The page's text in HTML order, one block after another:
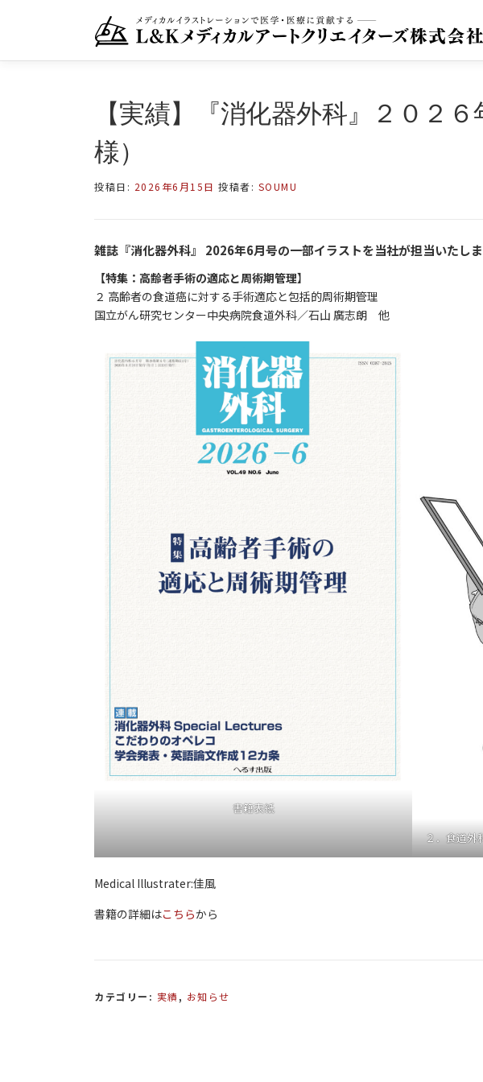
ン
【実績】『消化器外科』２０２
様）
投稿日: 2026年6月15日 投稿者: SOUMU
雑誌『消化器外科』 2026年6月号の一部イラストを当社が担当いたしま
【特集：高齢者手術の適応と周術期管理】
２ 高齢者の食道癌に対する手術適応と包括的周術期管理
国立がん研究センター中央病院食道外科／石山 廣志朗 他
書籍表紙
２．食道外
Medical Illustrater:佳風
書籍の詳細はこちらから
カテゴリー: 実績 , お知らせ